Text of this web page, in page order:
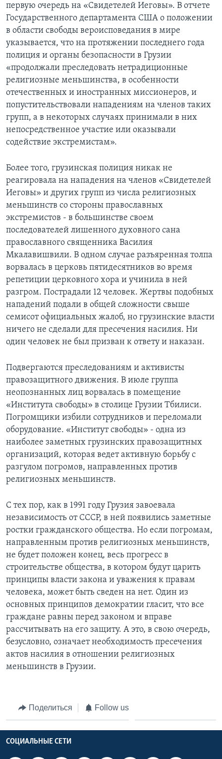
первую очередь на «Свидетелей Иеговы». В отчете
Государственного департамента США о положении
в области свободы вероисповедания в мире
указывается, что на протяжении последнего года
полиция и органы безопасности в Грузии
«продолжали преследовать нетрадиционные
религиозные меньшинства, в особенности
отечественных и иностранных миссионеров, и
попустительствовали нападениям на членов таких
групп, а в некоторых случаях принимали в них
непосредственное участие или оказывали
содействие экстремистам».
Более того, грузинская полиция никак не
реагировала на нападения на членов «Свидетелей
Иеговы» и других групп из числа религиозных
меньшинств со стороны православных
экстремистов - в большинстве своем
последователей лишенного духовного сана
православного священника Василия
Мкалавишвили. В одном случае разъяренная толпа
ворвалась в церковь пятидесятников во время
репетиции церковного хора и учинила в ней
разгром. Пострадали 12 человек. Жертвы подобных
нападений подали в общей сложности свыше
семисот официальных жалоб, но грузинские власти
ничего не сделали для пресечения насилия. Ни
один человек не был призван к ответу и наказан.
Подвергаются преследованиям и активисты
правозащитного движения. В июле группа
неопознанных лиц ворвалась в помещение
«Института свободы» в столице Грузии Тбилиси.
Погромщики избили сотрудников и переломали
оборудование. «Институт свободы» - одна из
наиболее заметных грузинских правозащитных
организаций, которая ведет активную борьбу с
разгулом погромов, направленных против
религиозных меньшинств.
С тех пор, как в 1991 году Грузия завоевала
независимость от СССР, в ней появились заметные
ростки гражданского общества. Но если погромам,
направленным против религиозных меньшинств,
не будет положен конец, весь прогресс в
строительстве общества, в котором будут царить
принципы власти закона и уважения к правам
человека, может быть сведен на нет. Один из
основных принципов демократии гласит, что все
граждане равны перед законом и вправе
рассчитывать на его защиту. А это, в свою очередь,
безусловно, означает необходимость пресечения
актов насилия в отношении религиозных
меньшинств в Грузии.
Поделиться Follow us
СОЦИАЛЬНЫЕ СЕТИ